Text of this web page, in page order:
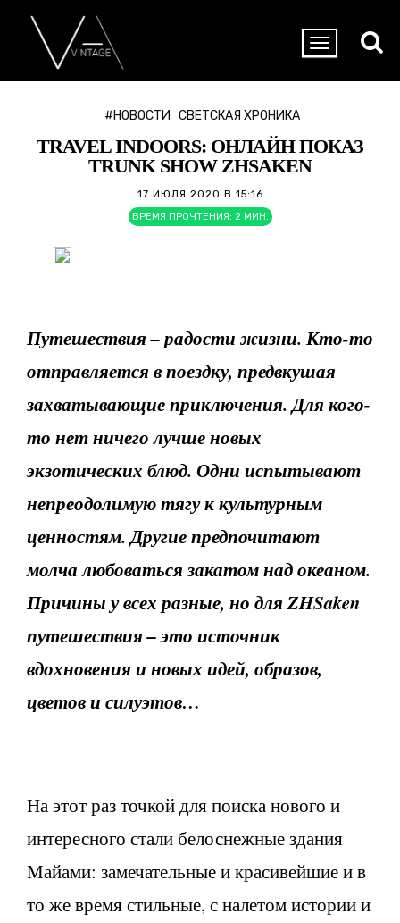
#НОВОСТИ СВЕТСКАЯ ХРОНИКА
TRAVEL INDOORS: ОНЛАЙН ПОКАЗ
TRUNK SHOW ZHSAKEN
17 ИЮЛЯ 2020 В 15:16
ВРЕМЯ ПРОЧТЕНИЯ: 2 МИН.
Путешествия – радости жизни. Кто-то
отправляется в поездку, предвкушая
захватывающие приключения. Для кого-
то нет ничего лучше новых
экзотических блюд. Одни испытывают
непреодолимую тягу к культурным
ценностям. Другие предпочитают
молча любоваться закатом над океаном.
Причины у всех разные, но для ZHSaken
путешествия – это источник
вдохновения и новых идей, образов,
цветов и силуэтов…
На этот раз точкой для поиска нового и
интересного стали белоснежные здания
Майами: замечательные и красивейшие и в
то же время стильные, с налетом истории и